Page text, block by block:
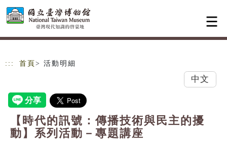
跳到主要內容
網站導覽
::: 首頁 > 活動明細
中文
【時代的訊號：傳播技術與民主的擾
動】系列活動－專題講座